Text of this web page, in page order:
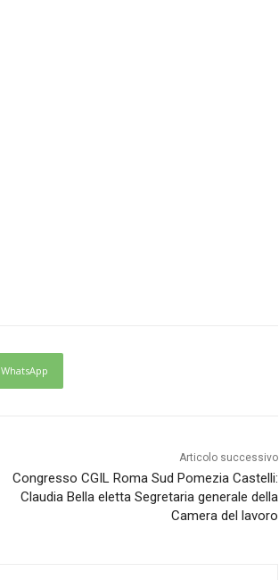
WhatsApp
Articolo successivo
Congresso CGIL Roma Sud Pomezia Castelli:
Claudia Bella eletta Segretaria generale della
Camera del lavoro